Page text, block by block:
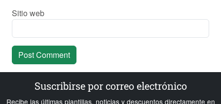
Sitio web
Suscribirse por correo electrónico
Recibe las últimas plantillas, noticias y descuentos directamente en